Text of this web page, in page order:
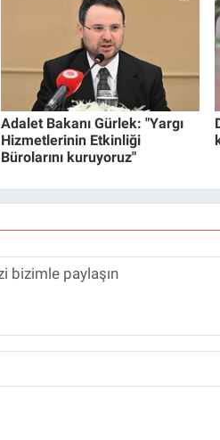
Adalet Bakanı Gürlek: "Yargı
Hizmetlerinin Etkinliği
Bürolarını kuruyoruz"